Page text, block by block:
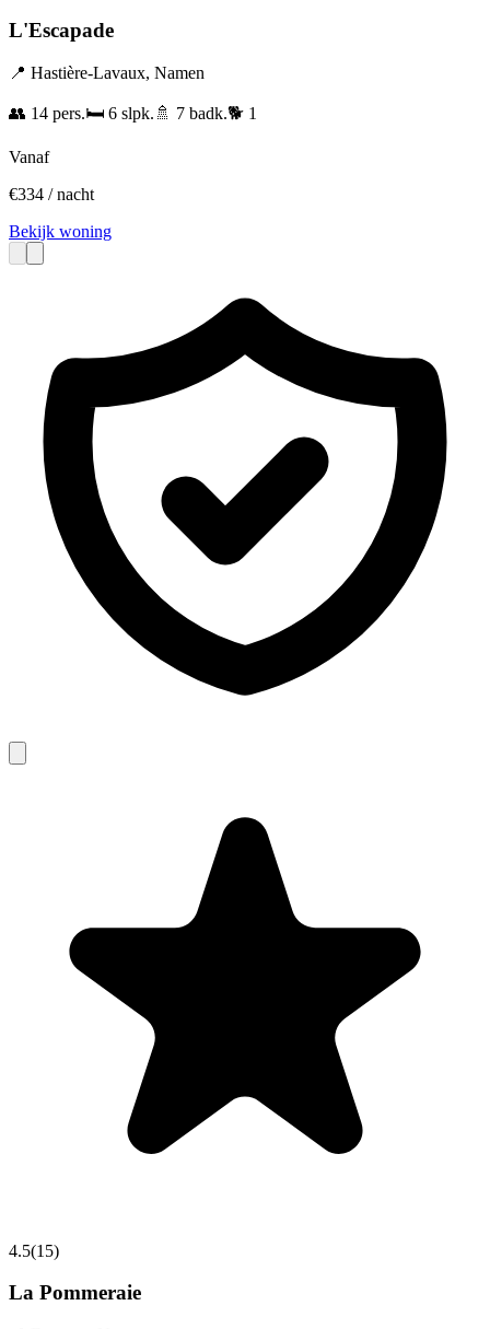
L'Escapade
📍 Hastière-Lavaux, Namen
👥 14 pers.🛏️ 6 slpk. 🚿 7 badk.🐕 1
Vanaf
€334 / nacht
Bekijk woning
4.5(15)
La Pommeraie